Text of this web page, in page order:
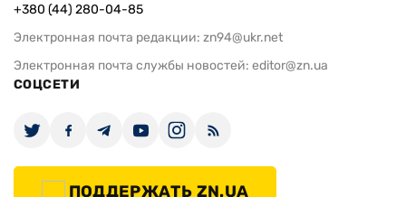
+380 (44) 280-04-85
Электронная почта редакции: zn94@ukr.net
Электронная почта службы новостей: editor@zn.ua
СОЦСЕТИ
ПОДДЕРЖАТЬ ZN.UA